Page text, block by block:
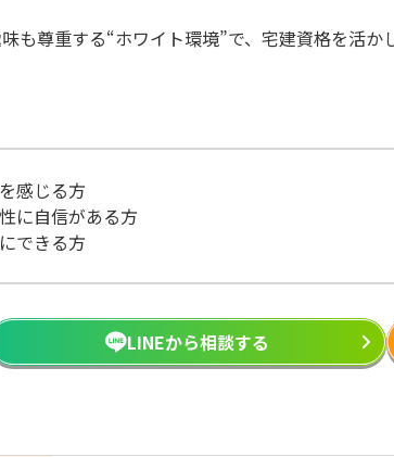
尊重する“ホワイト環境”で、宅建資格を活か
感じる方
に自信がある方
できる方
LINEから相談する